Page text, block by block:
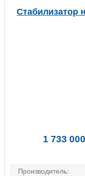
Стабилизатор
Производитель:
1 733 000